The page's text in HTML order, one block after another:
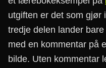
utgiften er det som gjør
tredje delen lander
med en kommentar på
bilde. Uten kommentar